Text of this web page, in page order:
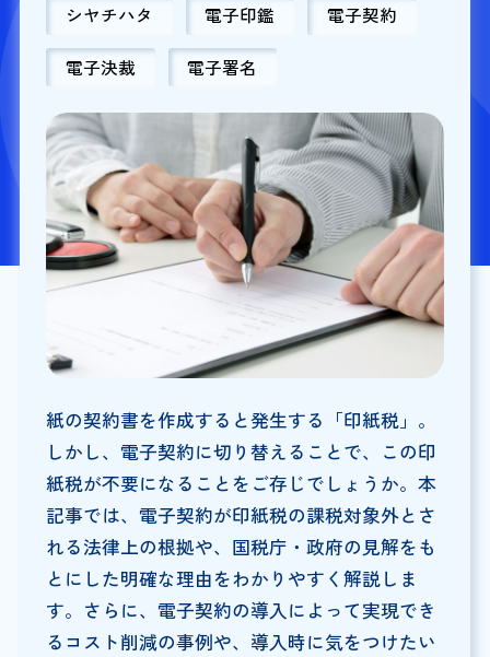
シヤチハタ 電子印鑑 電子契約
電子決裁 電子署名
紙の契約書を作成すると発生する「印紙税」。
しかし、電子契約に切り替えることで、この印
紙税が不要になることをご存じでしょうか。本
記事では、電子契約が印紙税の課税対象外とさ
れる法律上の根拠や、国税庁・政府の見解をも
とにした明確な理由をわかりやすく解説しま
す。さらに、電子契約の導入によって実現でき
るコスト削減の事例や、導入時に気をつけたい